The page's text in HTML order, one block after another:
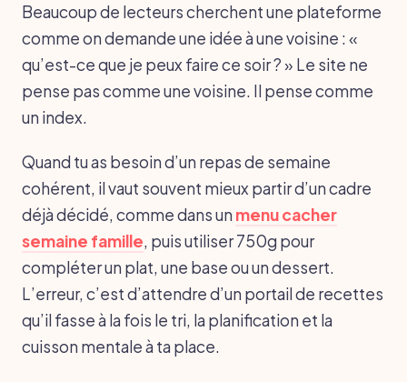
Beaucoup de lecteurs cherchent une plateforme
comme on demande une idée à une voisine : «
qu’est-ce que je peux faire ce soir ? » Le site ne
pense pas comme une voisine. Il pense comme
un index.
Quand tu as besoin d’un repas de semaine
cohérent, il vaut souvent mieux partir d’un cadre
déjà décidé, comme dans un menu cacher
semaine famille, puis utiliser 750g pour
compléter un plat, une base ou un dessert.
L’erreur, c’est d’attendre d’un portail de recettes
qu’il fasse à la fois le tri, la planification et la
cuisson mentale à ta place.